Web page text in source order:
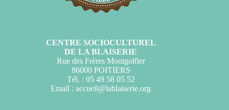
CENTRE SOCIOCULTUREL
DE LA BLAISERIE
Rue des Frères Montgolfier
86000 POITIERS
Tél. : 05 49 58 05 52
Email :accueil@lablaiserie.org